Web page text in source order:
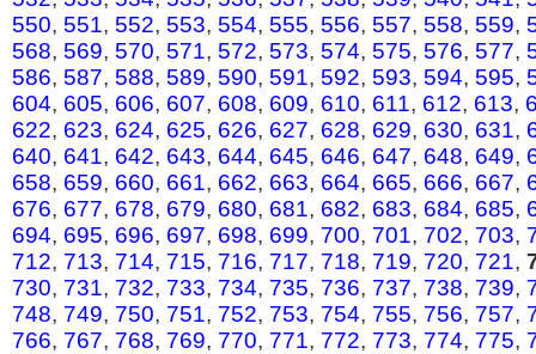
550, 551, 552, 553, 554, 555, 556, 557, 558, 559,
568, 569, 570, 571, 572, 573, 574, 575, 576, 577,
586, 587, 588, 589, 590, 591, 592, 593, 594, 595,
604, 605, 606, 607, 608, 609, 610, 611, 612, 613,
622, 623, 624, 625, 626, 627, 628, 629, 630, 631,
640, 641, 642, 643, 644, 645, 646, 647, 648, 649,
658, 659, 660, 661, 662, 663, 664, 665, 666, 667,
676, 677, 678, 679, 680, 681, 682, 683, 684, 685,
694, 695, 696, 697, 698, 699, 700, 701, 702, 703,
712, 713, 714, 715, 716, 717, 718, 719, 720, 721,
730, 731, 732, 733, 734, 735, 736, 737, 738, 739,
748, 749, 750, 751, 752, 753, 754, 755, 756, 757,
766, 767, 768, 769, 770, 771, 772, 773, 774, 775,